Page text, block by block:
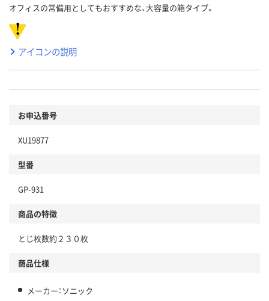
オフィスの常備用としてもおすすめな、大容量の箱タイプ。
アイコンの説明
お申込番号
XU19877
型番
GP-931
商品の特徴
とじ枚数約２３０枚
商品仕様
メーカー：ソニック